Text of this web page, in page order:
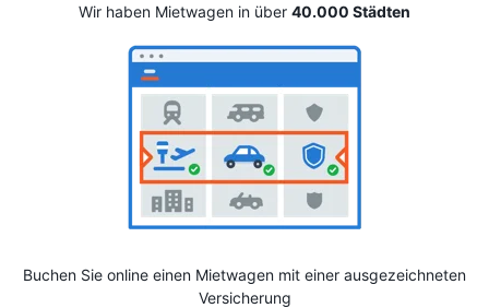
Wir haben Mietwagen in über 40.000 Städten
Buchen Sie online einen Mietwagen mit einer ausgezeichneten
Versicherung